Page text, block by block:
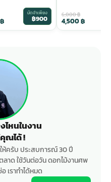
฿
มัดจำเพียง
฿900 6,000฿
4,500฿
หนในงาน
ณได้ !
ห้ครับ ประสบการณ์ 30 ปี
าด ใช้วันต่อวัน ดอกไม้งานศพ
เราทำได้หมด